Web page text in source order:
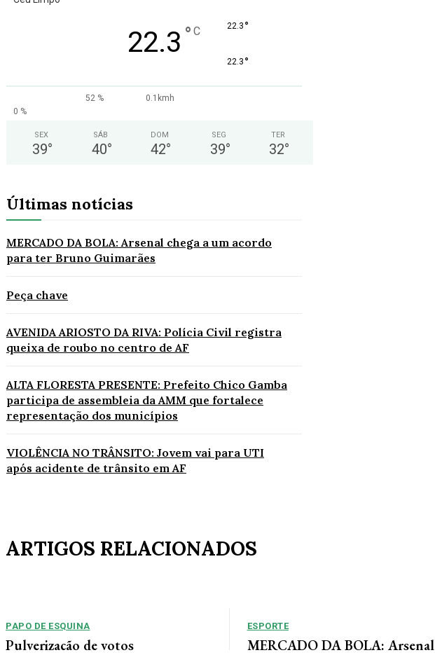
22.3 ° C 22.3 °
22.3 °
52 %
0.1kmh
0 %
SEX
39°
SÁB
40°
DOM
42°
SEG
39°
TER
32°
Últimas notícias
MERCADO DA BOLA: Arsenal chega a um acordo
para ter Bruno Guimarães
Peça chave
AVENIDA ARIOSTO DA RIVA: Polícia Civil registra
queixa de roubo no centro de AF
ALTA FLORESTA PRESENTE: Prefeito Chico Gamba
participa de assembleia da AMM que fortalece
representação dos municípios
VIOLÊNCIA NO TRÂNSITO: Jovem vai para UTI
após acidente de trânsito em AF
ARTIGOS RELACIONADOS
PAPO DE ESQUINA
Pulverização de votos
ESPORTE
MERCADO DA BOLA: Arsenal